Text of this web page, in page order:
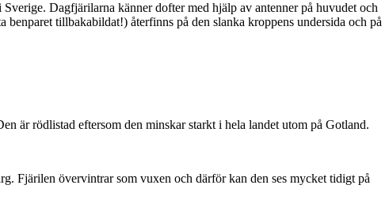
Sverige. Dagfjärilarna känner dofter med hjälp av antenner på huvudet och
tillbakabildat!) återfinns på den slanka kroppens undersida och på
är rödlistad eftersom den minskar starkt i hela landet utom på Gotland.
Fjärilen övervintrar som vuxen och därför kan den ses mycket tidigt på